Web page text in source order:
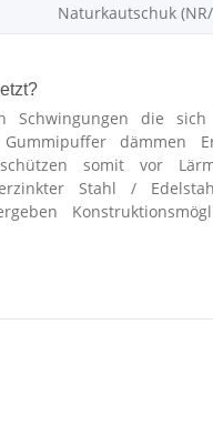
Naturkautschuk
Schwingungen die
dämmen
schützen somit vor
Stahl /